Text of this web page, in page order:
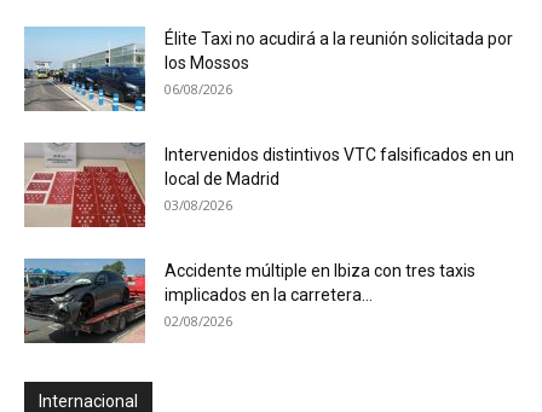
Élite Taxi no acudirá a la reunión solicitada por
los Mossos
06/08/2026
Intervenidos distintivos VTC falsificados en un
local de Madrid
03/08/2026
Accidente múltiple en Ibiza con tres taxis
implicados en la carretera...
02/08/2026
Internacional